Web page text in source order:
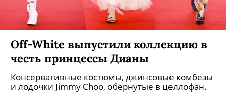
Off-White выпустили коллекцию в
честь принцессы Дианы
Консервативные костюмы, джинсовые комбезы
и лодочки Jimmy Choo, обернутые в целлофан.